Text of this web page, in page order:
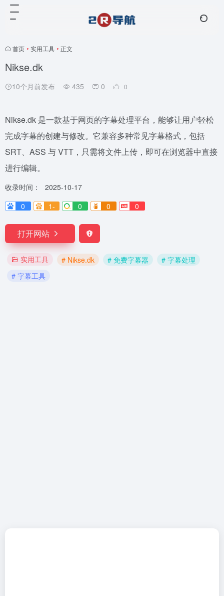
首页 • 实用工具 • 正文
Nikse.dk
10个月前发布 435 0 0
Nikse.dk 是一款基于网页的字幕处理平台，能够让用户轻松
完成字幕的创建与修改。它兼容多种常见字幕格式，包括
SRT、ASS 与 VTT，只需将文件上传，即可在浏览器中直接
进行编辑。
收录时间：
2025-10-17
0
1- 0 0 0
打开网站
实用工具 # Nikse.dk # 免费字幕器
# 字幕处理
# 字幕工具